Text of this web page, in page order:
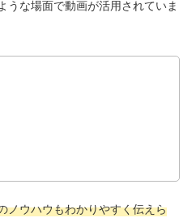
うな場面で動画が活用されていま
ノウハウもわかりやすく伝えら